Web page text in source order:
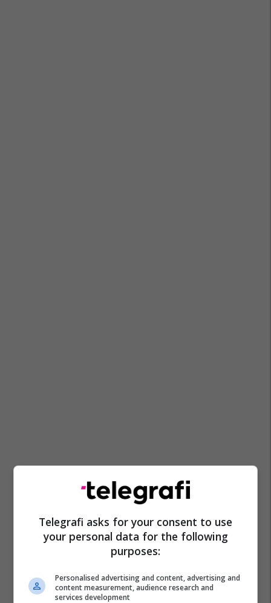
Fronti Evropian Zgjedhjet Në Maqedoni Arianit Hoxha
Telegrafi asks for your consent to use
your personal data for the following
purposes:
Personalised advertising and content, advertising and
content measurement, audience research and
services development